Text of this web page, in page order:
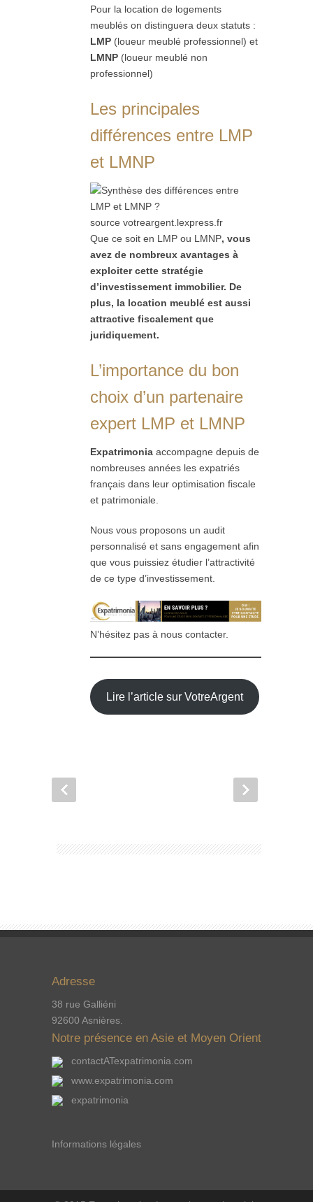
Pour la location de logements
meublés on distinguera deux statuts :
LMP (loueur meublé professionnel) et
LMNP (loueur meublé non
professionnel)
Les principales
différences entre LMP
et LMNP
source votreargent.lexpress.fr
Que ce soit en LMP ou LMNP, vous
avez de nombreux avantages à
exploiter cette stratégie
d’investissement immobilier. De
plus, la location meublé est aussi
attractive fiscalement que
juridiquement.
L’importance du bon
choix d’un partenaire
expert LMP et LMNP
Expatrimonia accompagne depuis de
nombreuses années les expatriés
français dans leur optimisation fiscale
et patrimoniale.
Nous vous proposons un audit
personnalisé et sans engagement afin
que vous puissiez étudier l’attractivité
de ce type d’investissement.
N’hésitez pas à nous contacter.
Lire l’article sur VotreArgent
Adresse
38 rue Galliéni
92600 Asnières.
Notre présence en Asie et Moyen Orient
contactATexpatrimonia.com
www.expatrimonia.com
expatrimonia
Informations légales